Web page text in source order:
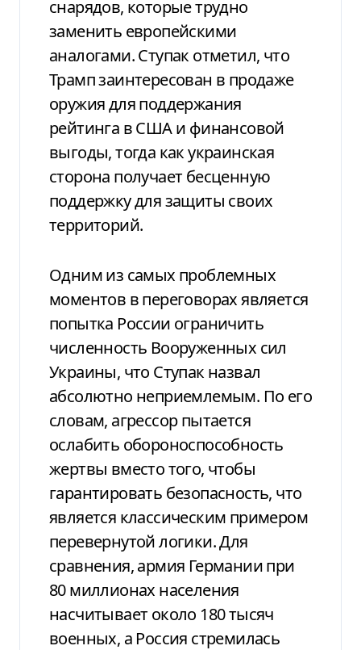
снарядов, которые трудно
заменить европейскими
аналогами. Ступак отметил, что
Трамп заинтересован в продаже
оружия для поддержания
рейтинга в США и финансовой
выгоды, тогда как украинская
сторона получает бесценную
поддержку для защиты своих
территорий.
Одним из самых проблемных
моментов в переговорах является
попытка России ограничить
численность Вооруженных сил
Украины, что Ступак назвал
абсолютно неприемлемым. По его
словам, агрессор пытается
ослабить обороноспособность
жертвы вместо того, чтобы
гарантировать безопасность, что
является классическим примером
перевернутой логики. Для
сравнения, армия Германии при
80 миллионах населения
насчитывает около 180 тысяч
военных, а Россия стремилась